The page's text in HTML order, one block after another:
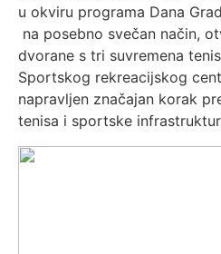
u okviru programa Dana
na posebno svečan način,
dvorane s tri suvremena
Sportskog rekreacijskog
napravljen značajan korak
tenisa i sportske